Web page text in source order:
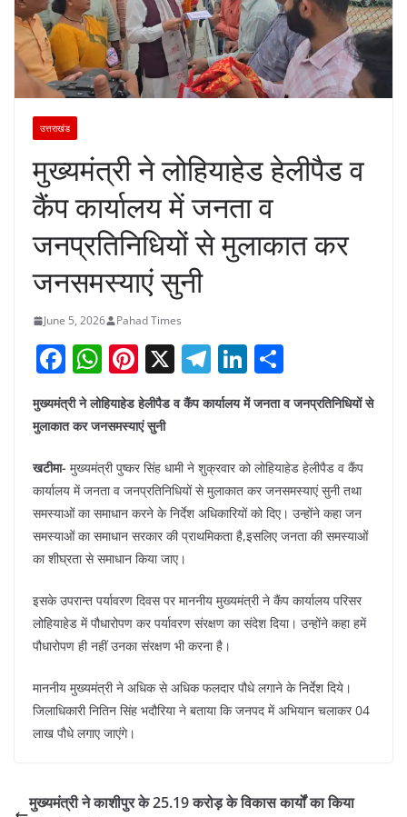
उत्तराखंड
मुख्यमंत्री ने लोहियाहेड हेलीपैड व
कैंप कार्यालय में जनता व
जनप्रतिनिधियों से मुलाकात कर
जनसमस्याएं सुनी
June 5, 2026 Pahad Times
F
a
c
b
o
o
k
W
h
at
A
p
p
Pi
nt
er
e
st
X T
el
e
a
m
Li
n
k
dI
n
ar
मुख्यमंत्री ने लोहियाहेड हेलीपैड व कैंप कार्यालय में जनता व जनप्रतिनिधियों से
मुलाकात कर जनसमस्याएं सुनी
खटीमा- मुख्यमंत्री पुष्कर सिंह धामी ने शुक्रवार को लोहियाहेड हेलीपैड व कैंप
कार्यालय में जनता व जनप्रतिनिधियों से मुलाकात कर जनसमस्याएं सुनी तथा
समस्याओं का समाधान करने के निर्देश अधिकारियों को दिए। उन्होंने कहा जन
समस्याओं का समाधान सरकार की प्राथमिकता है,इसलिए जनता की समस्याओं
का शीघ्रता से समाधान किया जाए।
इसके उपरान्त पर्यावरण दिवस पर माननीय मुख्यमंत्री ने कैंप कार्यालय परिसर
लोहियाहेड में पौधारोपण कर पर्यावरण संरक्षण का संदेश दिया। उन्होंने कहा हमें
पौधारोपण ही नहीं उनका संरक्षण भी करना है।
माननीय मुख्यमंत्री ने अधिक से अधिक फलदार पौधे लगाने के निर्देश दिये।
जिलाधिकारी नितिन सिंह भदौरिया ने बताया कि जनपद में अभियान चलाकर 04
लाख पौधे लगाए जाएंगे।
मुख्यमंत्री ने काशीपुर के 25.19 करोड़ के विकास कार्यों का किया